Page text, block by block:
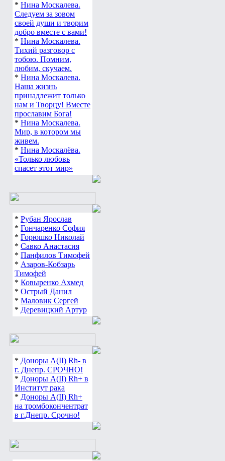
* Нина Москалева.
Следуем за зовом
своей души и творим
добро вместе с вами!
* Нина Москалева.
Тихий разговор с
тобою. Помним,
любим, скучаем.
* Нина Москалева.
Наша жизнь
принадлежит только
нам и Творцу! Вместе
прославим Бога!
* Нина Москалева.
Мир, в котором мы
живем.
* Нина Москалёва.
«Только любовь
спасет этот мир»
* Рубан Ярослав
* Гончаренко София
* Горюшко Николай
* Савко Анастасия
* Панфилов Тимофей
* Азаров-Кобзарь
Тимофей
* Ковыренко Ахмед
* Острый Данил
* Маловик Сергей
* Деревицкий Артур
* Доноры А(ІІ) Rh- в
г. Днепр. СРОЧНО!
* Доноры А(ІІ) Rh+ в
Институт рака
* Доноры А(ІІ) Rh+
на тромбокончентрат
в г.Днепр. Срочно!